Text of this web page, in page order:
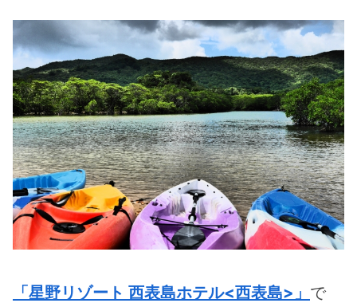
「星野リゾート 西表島ホテル<西表島>」 で